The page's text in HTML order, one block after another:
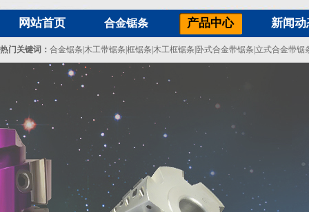
网站首页 合金锯条 产品中心 新闻动
热门关键词： 合金锯条 木工带锯条 框锯条 木工框锯条 卧式合金带锯条 立式合金带锯